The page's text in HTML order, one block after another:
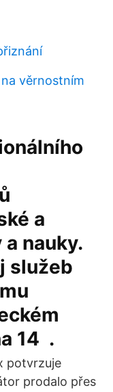
věrnostním
a
nauky.
služeb
14 .
potvrzuje
prodalo přes